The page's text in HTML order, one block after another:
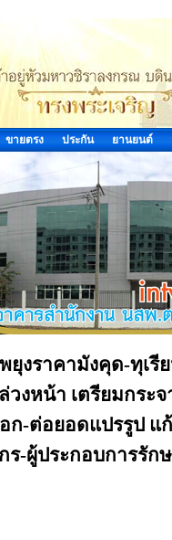
ขายตรง ประกัน ยานยนต์
งราคามังคุด-ทุเ
วงหน้า เตรียมกระ
ก-ต่อยอดแปรรูป แ
ร-ผู้ประกอบการรั